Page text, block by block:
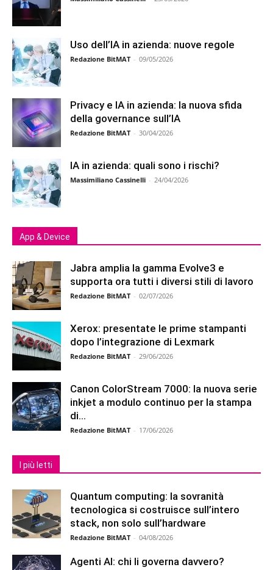
Uso dell’IA in azienda: nuove regole
Redazione BitMAT - 09/05/2026
Privacy e IA in azienda: la nuova sfida
della governance sull’IA
Redazione BitMAT - 30/04/2026
IA in azienda: quali sono i rischi?
Massimiliano Cassinelli - 24/04/2026
App & Device
Jabra amplia la gamma Evolve3 e
supporta ora tutti i diversi stili di lavoro
Redazione BitMAT - 02/07/2026
Xerox: presentate le prime stampanti
dopo l’integrazione di Lexmark
Redazione BitMAT - 29/06/2026
Canon ColorStream 7000: la nuova serie
inkjet a modulo continuo per la stampa
di...
Redazione BitMAT - 17/06/2026
I più letti
Quantum computing: la sovranità
tecnologica si costruisce sull’intero
stack, non solo sull’hardware
Redazione BitMAT - 04/08/2026
Agenti AI: chi li governa davvero?